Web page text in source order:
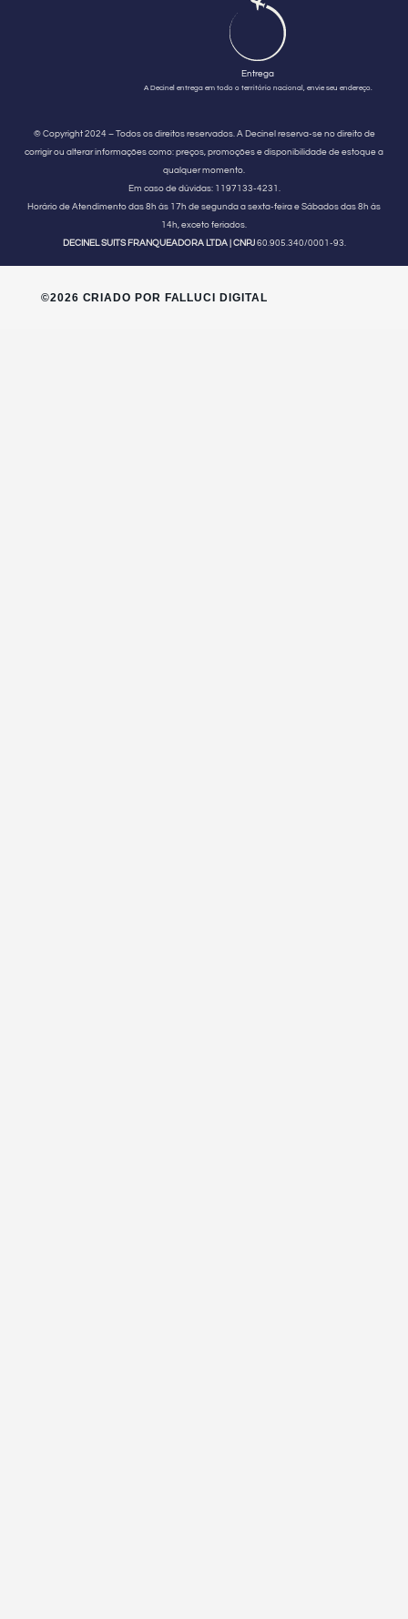
Entrega
A Decinel entrega em todo o território nacional, envie seu endereço.
© Copyright 2024 – Todos os direitos reservados. A Decinel reserva-se no direito de
corrigir ou alterar informações como: preços, promoções e disponibilidade de estoque a
qualquer momento.
Em caso de dúvidas:1197133-4231.
Horário de Atendimento das 8h às 17h de segunda a sexta-feira e Sábados das 8h às
14h, exceto feriados.
DECINEL SUITS FRANQUEADORA LTDA | CNPJ60.905.340/0001-93.
©2026 CRIADO POR FALLUCI DIGITAL